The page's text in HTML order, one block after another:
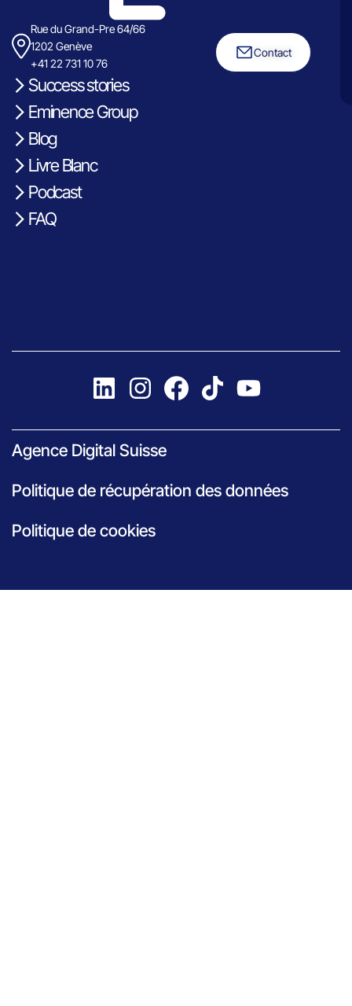
Rue du Grand-Pre 64/66
1202 Genève
+41 22 731 10 76
Contact
Success stories
Eminence Group
Blog
Livre Blanc
Podcast
FAQ
Agence Digital Suisse
Politique de récupération des données
Politique de cookies